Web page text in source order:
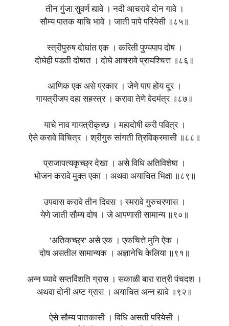
तीन गुंजा सुवर्ण द्यावे । नदी आचरावे दोन गावे ।
सौम्य पातक याचि भावे । जाती पापे परियेसी ॥८५॥
स्त्रीपुरुष दोघांत एक । करिती पुण्यपाप दोष ।
दोघेही पडती दोषात । दोघे आचरावे प्रायश्चित्त ॥८६॥
आणिक एक असे प्रकार । जेणे पाप होय दूर ।
गायत्रीजप दहा सहस्त्र । करावा तेणे वेदमंत्र ॥८७॥
याचे नाव गायत्रीकृच्छ । महादोषी करी पवित्र ।
ऐसे करावे विचित्र । श्रीगुरु सांगती त्रिविक्रमासी ॥८८॥
प्राजापत्यकृच्छ्र देखा । असे विधि अतिविशेषा ।
भोजन करावे मुक्त एका । अथवा अयाचित भिक्षा ॥८९॥
उपवास करावे तीन दिवस । स्मरावे गुरुचरणास ।
येणे जाती सौम्य दोष । जे आपणासी सामान्य ॥९०॥
’अतिकच्छ्र’ असे एक । एकचित्ते मुनि ऐक ।
दोष असतील सामान्यक । अज्ञानेचि केलिया ॥९१॥
अन्न घ्यावे सप्तविंशति ग्रास । सकाळी बारा रात्री पंचदश ।
अथवा दोनी अष्ट ग्रास । अयाचित अन्न द्यावे ॥९२॥
ऐसे सौम्य पातकासी । विधि असती परियेसी ।